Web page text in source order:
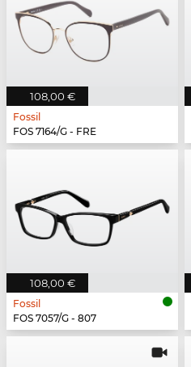
108,00 €
Fossil
FOS 7164/G - FRE
108,00 €
Fossil
FOS 7057/G - 807